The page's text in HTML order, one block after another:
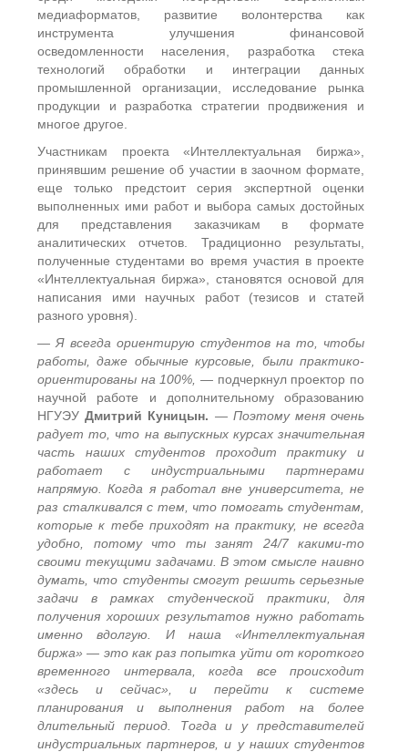
медиаформатов, развитие волонтерства как
инструмента улучшения финансовой
осведомленности населения, разработка стека
технологий обработки и интеграции данных
промышленной организации, исследование рынка
продукции и разработка стратегии продвижения и
многое другое.
Участникам проекта «Интеллектуальная биржа»,
принявшим решение об участии в заочном формате,
еще только предстоит серия экспертной оценки
выполненных ими работ и выбора самых достойных
для представления заказчикам в формате
аналитических отчетов. Традиционно результаты,
полученные студентами во время участия в проекте
«Интеллектуальная биржа», становятся основой для
написания ими научных работ (тезисов и статей
разного уровня).
— Я всегда ориентирую студентов на то, чтобы
работы, даже обычные курсовые, были практико-
ориентированы на 100%, — подчеркнул проектор по
научной работе и дополнительному образованию
НГУЭУДмитрий Куницын. — Поэтому меня очень
радует то, что на выпускных курсах значительная
часть наших студентов проходит практику и
работает с индустриальными партнерами
напрямую. Когда я работал вне университета, не
раз сталкивался с тем, что помогать студентам,
которые к тебе приходят на практику, не всегда
удобно, потому что ты занят 24/7 какими-то
своими текущими задачами. В этом смысле наивно
думать, что студенты смогут решить серьезные
задачи в рамках студенческой практики, для
получения хороших результатов нужно работать
именно вдолгую. И наша «Интеллектуальная
биржа» — это как раз попытка уйти от короткого
временного интервала, когда все происходит
«здесь и сейчас», и перейти к системе
планирования и выполнения работ на более
длительный период. Тогда и у представителей
индустриальных партнеров, и у наших студентов